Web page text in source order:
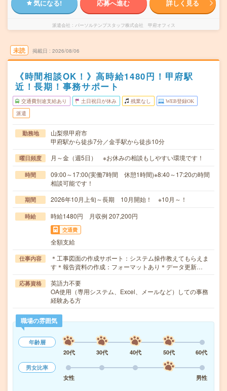
気になる! 応募へ進む 詳しく見る
派遣会社 パーソルテンプスタッフ株式会社 甲府オフィス
未読 掲載日 2026/08/06
《時間相談OK！》高時給1480円！甲府駅
近！長期！事務サポート
交通費別途支給あり 土日祝日が休み 残業なし WEB登録OK
派遣
勤務地
山梨県甲府市
甲府駅から徒歩7分／金手駅から徒歩10分
曜日頻度 月～金（週5日） ※お休みの相談もしやすい環境です！
時間
09:00～17:00(実働7時間 休憩1時間)※8:40～17:20の時間
相談可能です！
期間 2026年10月上旬～長期 10月開始！ ※10月～！
時給 時給1480円 月収例 207,200円
交通費
全額支給
仕事内容
＊工事図面の作成サポート：システム操作教えてもらえま
す＊報告資料の作成：フォーマットあり＊データ更新…
応募資格
英語力不要
OA使用（専用システム、Excel、メールなど）しての事務
経験ある方
職場の雰囲気
年齢層
20代
30代 40代 50代
60代
男女比率
女性
男性